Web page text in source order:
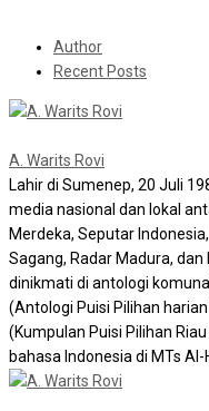
Author
Recent Posts
A. Warits Rovi
Lahir di Sumenep, 20 Juli
media nasional dan lokal
Merdeka, Seputar
Sagang, Radar Madura,
dinikmati di antologi
(Antologi Puisi Pilihan
(Kumpulan Puisi Pilihan
bahasa Indonesia di MTs Al-